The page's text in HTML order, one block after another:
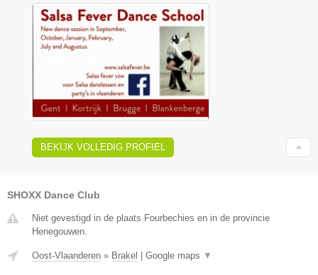
BEKIJK VOLLEDIG PROFIEL
SHOXX Dance Club
Niet gevestigd in de plaats Fourbechies en in de provincie
Henegouwen.
Oost-Vlaanderen » Brakel | Google maps ▼